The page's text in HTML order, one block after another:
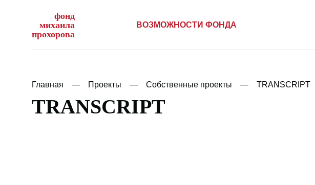
фонд
михаила
прохорова
ВОЗМОЖНОСТИ ФОНДА
Главная Проекты Собственные проекты TRANSCRIPT
TRANSCRIPT